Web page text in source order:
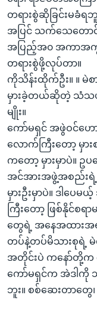
တရားစွဲဆိုခြင်းမခံရ
အပြင် သက်သေတော
အပြည့်အ၀ အကာအကွ
တရားစွဲဖို့လုပ်တာ။
ကိုသိန်းထိုက်ဦး။ ။ မဲ
မှားခဲ့တယ်ဆိုတဲ့ သံသယ
မျိုး။
ကော်မရှင် အဖွဲဝင်ဟော
လောက်ကြီးတော့ မှား
ကတော့ မှားမှာပဲ။ ဥပ
အင်အားအဖွဲ့အစည်းရဲ့
မှားဦးမှာပဲ။ ဒါပေ
ကြီးတော့ ဖြစ်နိုင်
တွေရဲ့ အနေအထားအရ
တပ်နဲ့တပ်မိသားစုရဲ့
အတိုင်းပဲ ကနော်တို့က
ကော်မရှင်က အဲဒါကို သွ
ဘူး။ စစ်ဆေးတာတွေ